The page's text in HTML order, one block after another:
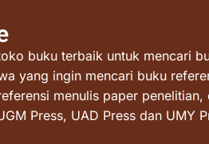
buku terbaik untuk mencari
yang ingin mencari buku
menulis paper
Press, UAD Press dan UMY